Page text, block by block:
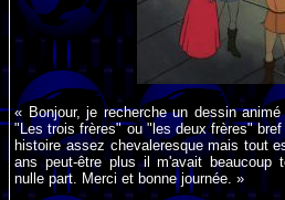
« Bonjour, je recherche un dessin
"Les trois frères" ou "les deux frères"
histoire assez chevaleresque mais tout
ans peut-être plus il m'avait beaucoup
nulle part. Merci et bonne journée. »